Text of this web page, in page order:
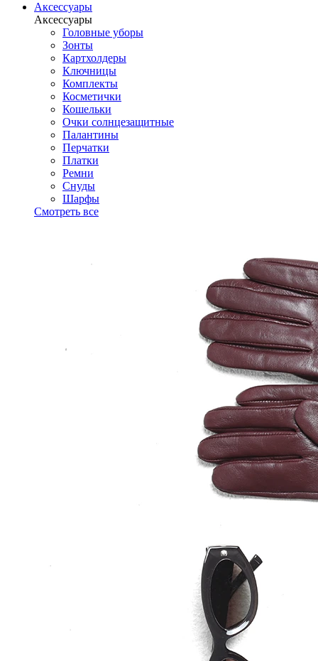
Аксессуары
Аксессуары
Головные уборы
Зонты
Картхолдеры
Ключницы
Комплекты
Косметички
Кошельки
Очки солнцезащитные
Палантины
Перчатки
Платки
Ремни
Снуды
Шарфы
Смотреть все